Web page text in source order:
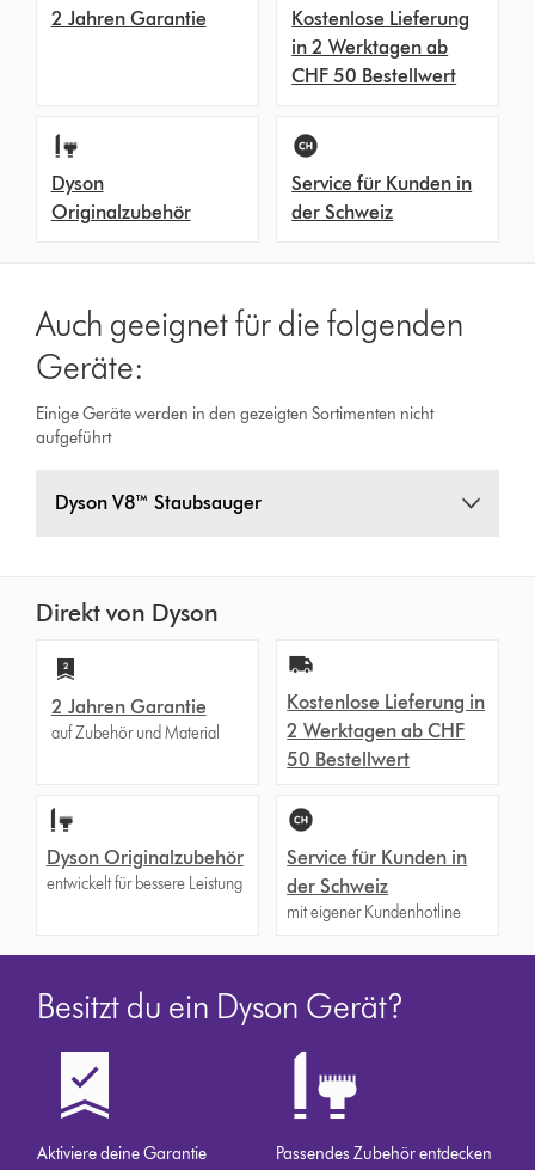
2 Jahren Garantie
Kostenlose Lieferung
in 2 Werktagen ab
CHF 50 Bestellwert
Dyson
Originalzubehör
Service für Kunden in
der Schweiz
Auch geeignet für die folgenden
Geräte:
Einige Geräte werden in den gezeigten Sortimenten nicht
aufgeführt
Dyson V8™ Staubsauger
Direkt von Dyson
2 Jahren Garantie
auf Zubehör und Material
Kostenlose Lieferung in
2 Werktagen ab CHF
50 Bestellwert
Dyson Originalzubehör
entwickelt für bessere Leistung
Service für Kunden in
der Schweiz
mit eigener Kundenhotline
Besitzt du ein Dyson Gerät?
Aktiviere deine Garantie Passendes Zubehör entdecken